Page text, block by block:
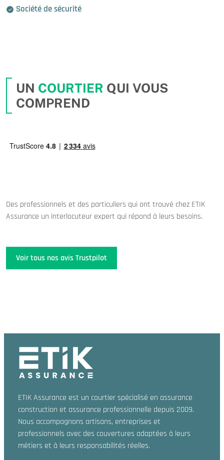
Société de sécurité
UN COURTIER QUI VOUS
COMPREND
Des professionnels et des particuliers qui ont trouvé chez ETIK
Assurance un interlocuteur expert qui répond à leurs besoins.
Voir tous nos avis Trustpilot
ETIK Assurance est un courtier spécialisé en assurance
construction et assurance professionnelle depuis 2009.
Nous accompagnons artisans, entreprises et
professionnels avec des couvertures adaptées à leurs
métiers et à leurs responsabilités réelles.